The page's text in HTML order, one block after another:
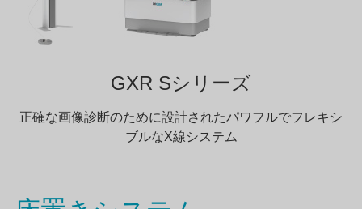
GXR Sシリーズ
正確な画像診断のために設計されたパワフルでフレキシ
ブルなX線システム